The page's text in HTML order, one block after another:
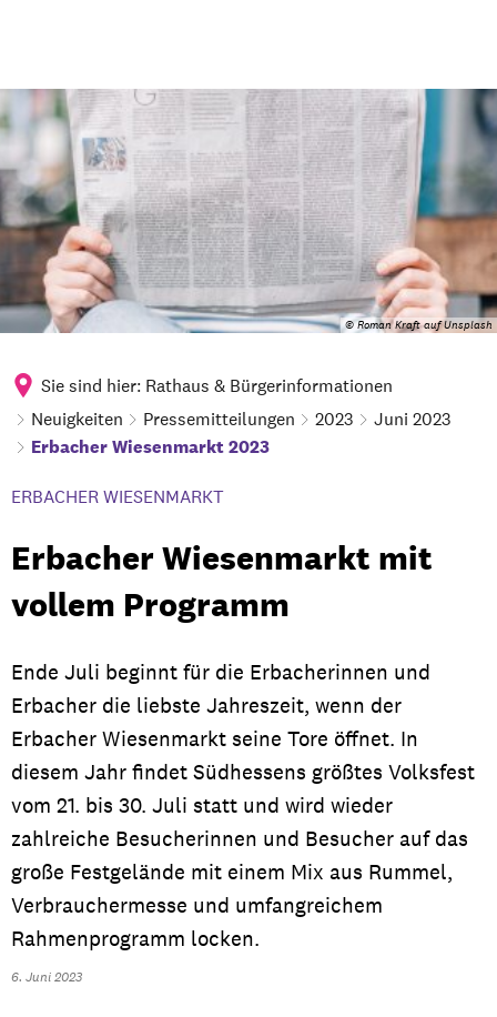
© Roman Kraft auf Unsplash
Sie sind hier: Rathaus & Bürgerinformationen
Neuigkeiten
Pressemitteilungen 2023 Juni 2023
Erbacher Wiesenmarkt 2023
ERBACHER WIESENMARKT
Erbacher Wiesenmarkt mit
vollem Programm
Ende Juli beginnt für die Erbacherinnen und
Erbacher die liebste Jahreszeit, wenn der
Erbacher Wiesenmarkt seine Tore öffnet. In
diesem Jahr findet Südhessens größtes Volksfest
vom 21. bis 30. Juli statt und wird wieder
zahlreiche Besucherinnen und Besucher auf das
große Festgelände mit einem Mix aus Rummel,
Verbrauchermesse und umfangreichem
Rahmenprogramm locken.
6. Juni 2023